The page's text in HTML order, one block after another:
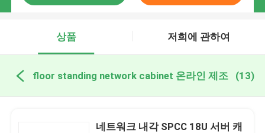
상품 저희에 관하여
floor standing network cabinet 온라인 제조 (13)
네트워크 내각 SPCC 18U 서버 캐